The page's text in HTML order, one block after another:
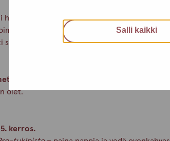
Salli kaikki
henkilökohtaisempia asioita, voit myös varata
keskittyä kunnolla juuri sinun
soittamalla meille Helsingin toimipisteeseen
ja maksuttomia.
olet.
kerros.